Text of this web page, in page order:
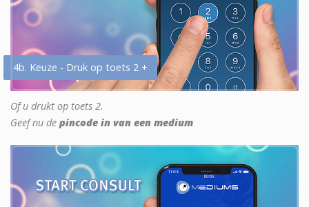
4b. Keuze - Druk op toets 2 +
Of u drukt op toets 2.
Geef nu de pincode in van een medium